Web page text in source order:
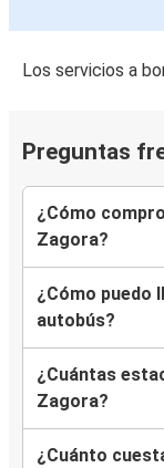
Los servicios a
Preguntas
¿Cómo
Zagora?
¿Cómo puedo
autobús?
¿Cuántas
Zagora?
¿Cuánto